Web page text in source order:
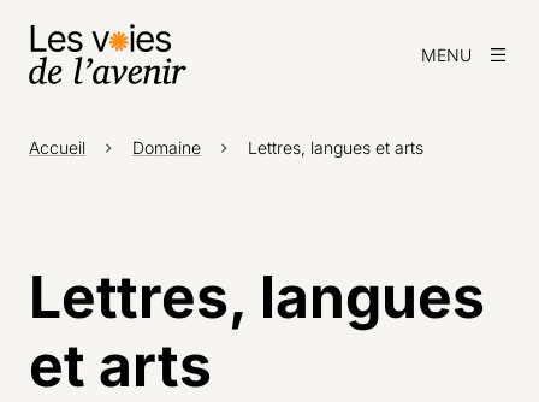
MENU
Accueil Domaine Lettres, langues et arts
Lettres, langues
et arts